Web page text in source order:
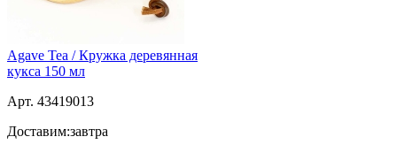
Agave Tea / Кружка деревянная
кукса 150 мл
Арт. 43419013
Доставим:завтра